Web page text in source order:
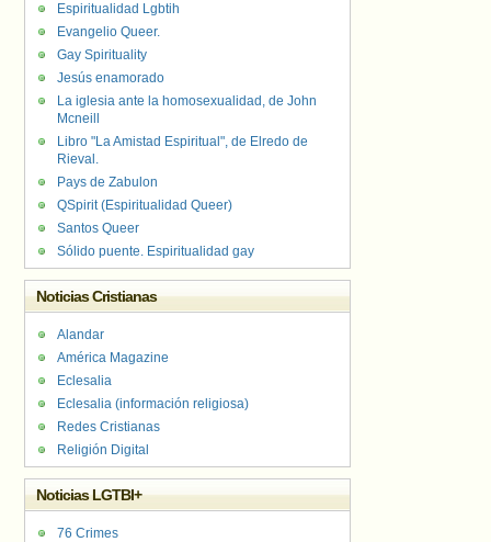
Espiritualidad Lgbtih
Evangelio Queer.
Gay Spirituality
Jesús enamorado
La iglesia ante la homosexualidad, de John
Mcneill
Libro "La Amistad Espiritual", de Elredo de
Rieval.
Pays de Zabulon
QSpirit (Espiritualidad Queer)
Santos Queer
Sólido puente. Espiritualidad gay
Noticias Cristianas
Alandar
América Magazine
Eclesalia
Eclesalia (información religiosa)
Redes Cristianas
Religión Digital
Noticias LGTBI+
76 Crimes